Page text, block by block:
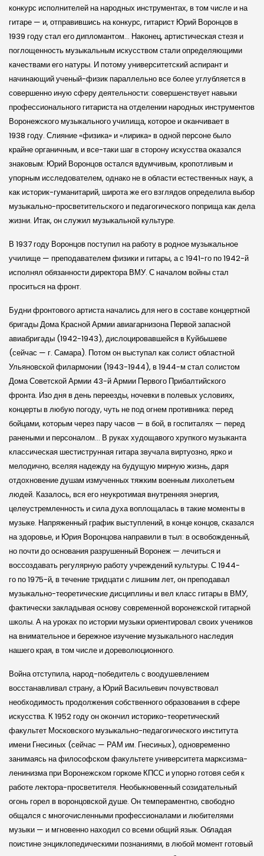
конкурс исполнителей на народных инструментах, в том числе и на
гитаре — и, отправившись на конкурс, гитарист Юрий Воронцов в
1939 году стал его дипломантом… Наконец, артистическая стезя и
поглощенность музыкальным искусством стали определяющими
качествами его натуры. И потому университетский аспирант и
начинающий ученый-физик параллельно все более углубляется в
совершенно иную сферу деятельности: совершенствует навыки
профессионального гитариста на отделении народных инструментов
Воронежского музыкального училища, которое и оканчивает в
1938 году. Слияние «физика» и «лирика» в одной персоне было
крайне органичным, и все-таки шаг в сторону искусства оказался
знаковым: Юрий Воронцов остался вдумчивым, кропотливым и
упорным исследователем, однако не в области естественных наук, а
как историк-гуманитарий, широта же его взглядов определила выбор
музыкально-просветительского и педагогического поприща как дела
жизни. Итак, он служил музыкальной культуре.
В 1937 году Воронцов поступил на работу в родное музыкальное
училище — преподавателем физики и гитары, а с 1941-го по 1942-й
исполнял обязанности директора ВМУ. С началом войны стал
проситься на фронт.
Будни фронтового артиста начались для него в составе концертной
бригады Дома Красной Армии авиагарнизона Первой запасной
авиабригады (1942-1943), дислоцировавшейся в Куйбышеве
(сейчас — г. Самара). Потом он выступал как солист областной
Ульяновской филармонии (1943-1944), в 1944-м стал солистом
Дома Советской Армии 43-й Армии Первого Прибалтийского
фронта. Изо дня в день переезды, ночевки в полевых условиях,
концерты в любую погоду, чуть не под огнем противника: перед
бойцами, которым через пару часов — в бой, в госпиталях — перед
ранеными и персоналом… В руках худощавого хрупкого музыканта
классическая шестиструнная гитара звучала виртуозно, ярко и
мелодично, вселяя надежду на будущую мирную жизнь, даря
отдохновение душам измученных тяжким военным лихолетьем
людей. Казалось, вся его неукротимая внутренняя энергия,
целеустремленность и сила духа воплощалась в такие моменты в
музыке. Напряженный график выступлений, в конце концов, сказался
на здоровье, и Юрия Воронцова направили в тыл: в освобожденный,
но почти до основания разрушенный Воронеж — лечиться и
воссоздавать регулярную работу учреждений культуры. С 1944-
го по 1975-й, в течение тридцати с лишним лет, он преподавал
музыкально-теоретические дисциплины и вел класс гитары в ВМУ,
фактически закладывая основу современной воронежской гитарной
школы. А на уроках по истории музыки ориентировал своих учеников
на внимательное и бережное изучение музыкального наследия
нашего края, в том числе и дореволюционного.
Война отступила, народ-победитель с воодушевлением
восстанавливал страну, а Юрий Васильевич почувствовал
необходимость продолжения собственного образования в сфере
искусства. К 1952 году он окончил историко-теоретический
факультет Московского музыкально-педагогического института
имени Гнесиных (сейчас — РАМ им. Гнесиных), одновременно
занимаясь на философском факультете университета марксизма-
ленинизма при Воронежском горкоме КПСС и упорно готовя себя к
работе лектора-просветителя. Необыкновенный созидательный
огонь горел в воронцовской душе. Он темпераментно, свободно
общался с многочисленными профессионалами и любителями
музыки — и мгновенно находил со всеми общий язык. Обладая
поистине энциклопедическими познаниями, в любой момент готовый